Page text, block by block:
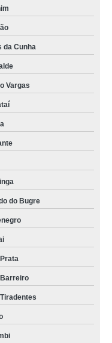
da Cunha
Vargas
do Bugre